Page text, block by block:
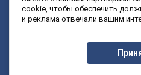
3 класс 9
cookie, чтобы обеспечить
и реклама отвечали вашим